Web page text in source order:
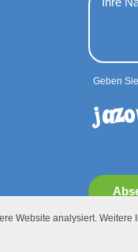
Website analysiert. Weitere
Geben